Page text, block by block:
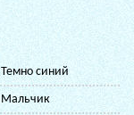
Темно синий
Мальчик